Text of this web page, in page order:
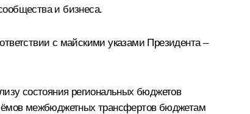
и бизнеса.
с майскими указами Президента –
состояния региональных бюджетов
межбюджетных трансфертов бюджетам